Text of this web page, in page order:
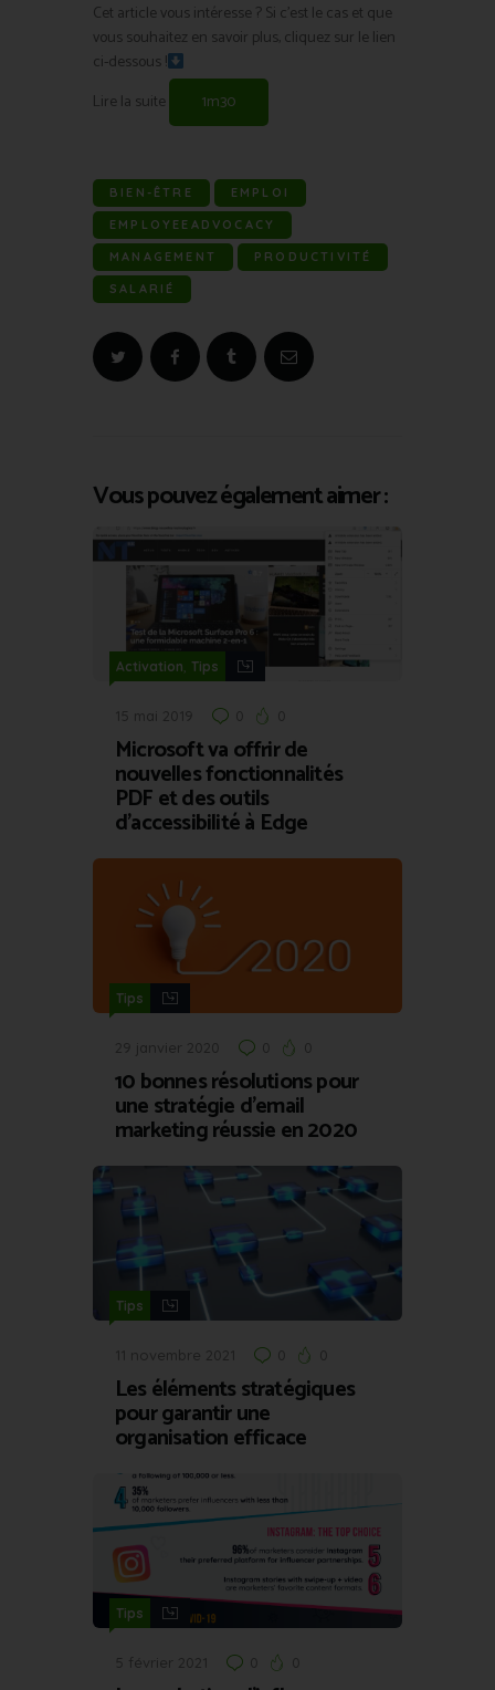
Cet article vous intéresse ? Si c’est le cas et que
vous souhaitez en savoir plus, cliquez sur le lien
ci-dessous !
Lire la suite
1m30
BIEN-ÊTRE EMPLOI
EMPLOYEEADVOCACY
MANAGEMENT PRODUCTIVITÉ
SALARIÉ
Vous pouvez également aimer :
Activation, Tips
15 mai 2019 0 0
Microsoft va offrir de
nouvelles fonctionnalités
PDF et des outils
d’accessibilité à Edge
Tips
29 janvier 2020 0 0
10 bonnes résolutions pour
une stratégie d’email
marketing réussie en 2020
Tips
11 novembre 2021 0 0
Les éléments stratégiques
pour garantir une
organisation efficace
Tips
5 février 2021 0 0